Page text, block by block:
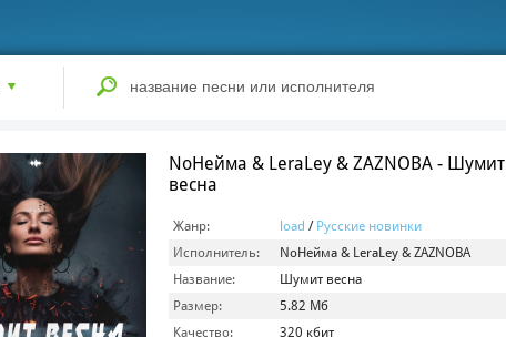
NoНейма & LeraLey & ZAZNOBA - Шумит
весна
Жанр: load / Русские новинки
Исполнитель:
NoНейма & LeraLey & ZAZNOBA
Название:
Шумит весна
Размер:
5.82 Мб
Качество:
320 кбит